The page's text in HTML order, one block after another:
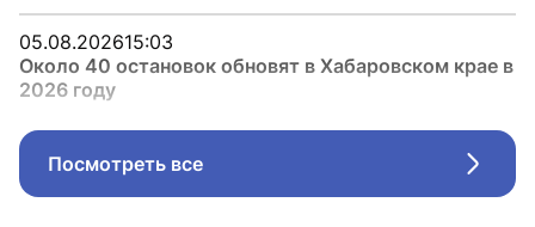
05.08.202615:03
Около 40 остановок обновят в Хабаровском крае в
2026 году
Посмотреть все